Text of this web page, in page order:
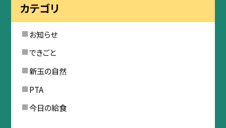
カテゴリ
お知らせ
できごと
新玉の自然
PTA
今日の給食